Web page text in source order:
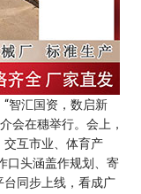
智汇国资，数启新
会在穗举行。会上，
交互市业、体育产
口头涵盖作规划、寄
台同步上线，看成广